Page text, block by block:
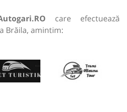
care efectuează
Brăila, amintim: